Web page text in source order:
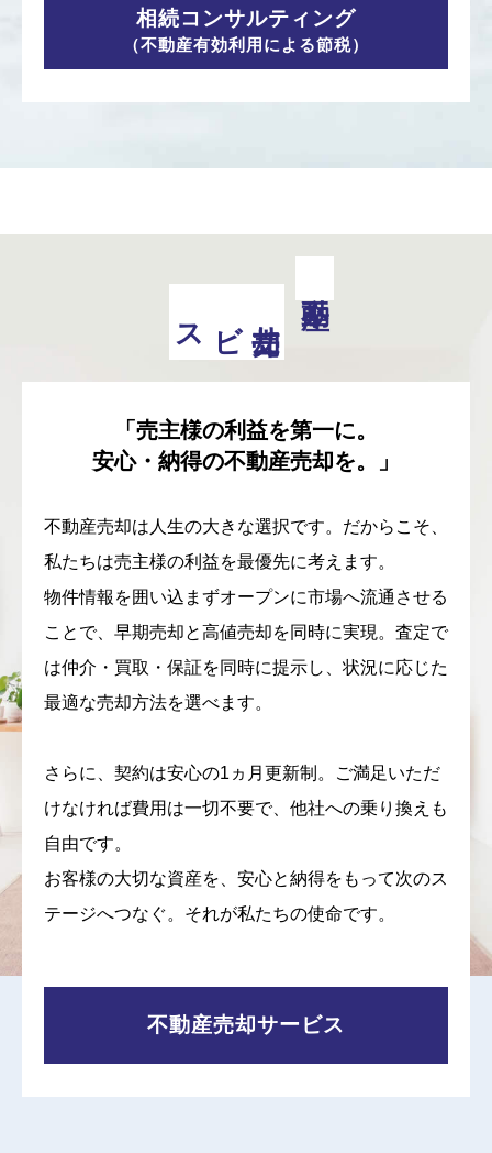
相続コンサルティング
（不動産有効利用による節税）
売却サ
ー
ビス
「売主様の利益を第一に。
安心・納得の不動産売却を。」
不動産売却は人生の大きな選択です。だからこそ、
私たちは売主様の利益を最優先に考えます。
物件情報を囲い込まずオープンに市場へ流通させる
ことで、早期売却と高値売却を同時に実現。査定で
は仲介・買取・保証を同時に提示し、状況に応じた
最適な売却方法を選べます。
さらに、契約は安心の1ヵ月更新制。ご満足いただ
けなければ費用は一切不要で、他社への乗り換えも
自由です。
お客様の大切な資産を、安心と納得をもって次のス
テージへつなぐ。それが私たちの使命です。
不動産売却サービス